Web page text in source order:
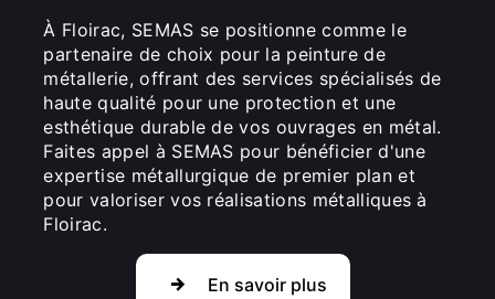
À Floirac, SEMAS se positionne comme le
partenaire de choix pour la peinture de
métallerie, offrant des services spécialisés de
haute qualité pour une protection et une
esthétique durable de vos ouvrages en métal.
Faites appel à SEMAS pour bénéficier d'une
expertise métallurgique de premier plan et
pour valoriser vos réalisations métalliques à
Floirac.
En savoir plus